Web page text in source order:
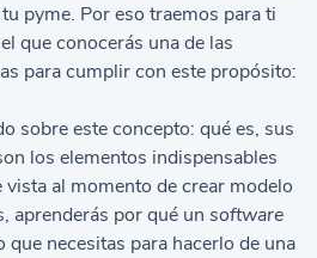
pyme. Por eso traemos para ti
que conocerás una de las
para cumplir con este propósito:
sobre este concepto: qué es, sus
los elementos indispensables
al momento de crear modelo
aprenderás por qué unsoftware
que necesitas para hacerlo de una